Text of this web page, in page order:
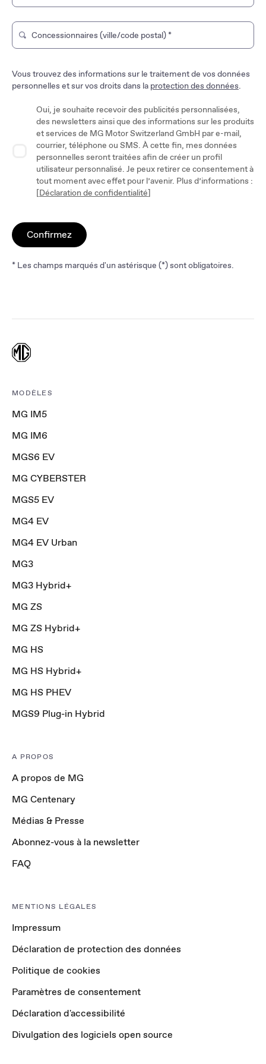
Tapez pour rechercher un magasin de marque. Utilisez
Concessionnaires (ville/code postal)*
Vous trouvez des informations sur le traitement de vos données
personnelles et sur vos droits dans la protection des données.
Oui, je souhaite recevoir des publicités personnalisées,
des newsletters ainsi que des informations sur les produits
et services de MG Motor Switzerland GmbH par e-mail,
courrier, téléphone ou SMS. À cette fin, mes données
personnelles seront traitées afin de créer un profil
utilisateur personnalisé. Je peux retirer ce consentement à
tout moment avec effet pour l’avenir. Plus d’informations :
[Déclaration de confidentialité]
Confirmez
* Les champs marqués d'un astérisque (*) sont obligatoires.
MODÈLES
MG IM5
MG IM6
MGS6 EV
MG CYBERSTER
MGS5 EV
MG4 EV
MG4 EV Urban
MG3
MG3 Hybrid+
MG ZS
MG ZS Hybrid+
MG HS
MG HS Hybrid+
MG HS PHEV
MGS9 Plug-in Hybrid
A PROPOS
A propos de MG
MG Centenary
Médias & Presse
Abonnez-vous à la newsletter
FAQ
MENTIONS LÉGALES
Impressum
Déclaration de protection des données
Politique de cookies
Paramètres de consentement
Déclaration d'accessibilité
Divulgation des logiciels open source